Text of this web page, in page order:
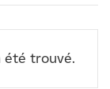
été trouvé.